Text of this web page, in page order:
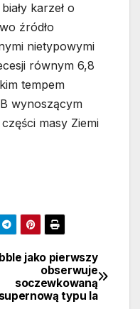
karzeł o
źródło
nietypowymi
równym 6,8
tempem
wynoszącym
masy Ziemi
jako pierwszy
obserwuje
soczewkowaną
supernową typu Ia